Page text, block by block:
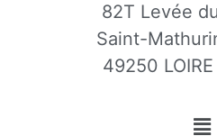
82T Levée
Saint-
49250